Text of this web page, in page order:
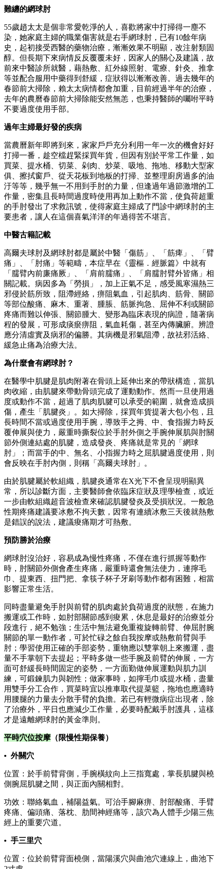
難纏的網球肘
55歲趙太太是個非常愛乾淨的人，喜歡將家中打掃得一塵不
染，她家庭主婦的職業傷害就是右手網球肘，已有10餘年病
史，起初接受西醫的藥物治療，漸漸效果不明顯，改注射類固
醇。但長期下來病情反反覆覆未好，因家人的關心及建議，故
前來中醫診所就醫，藉熱敷、紅外線照射、電療、針灸、推拿
等並配合服用中藥得到舒緩，症狀得以漸漸改善。過去幾年的
春節前大掃除，賴太太病情都會加重，目前經過半年的治療，
去年的農曆春節前大掃除能安然無恙，也秉持醫師的囑咐平時
不要過度使用手部。
過年主婦最好發的疾病
當農曆新年即將到來，家家戶戶充分利用一年一次的機會好好
打掃一番，趁空檔趕緊採買年貨，但因有別於平常工作量，如
買菜、提水桶、切菜、剁肉、炒菜、吸地、拖地、移動大型家
俱、擦拭窗戶、從天花板到地板的打掃、並整理廚房過多的油
汙等等，幾乎無一不用到手肘的力量，但逢過年過節激增的工
作量，密集且長時間過度時使用再加上動作不當，使負荷超重
的手肘發出了求救訊號，使得家庭主婦成了門診中網球肘的主
要患者，讓人在這個喜氣洋洋的年過得苦不堪言。
中醫古籍記載
高爾夫球肘及網球肘都是屬於中醫「傷筋」、「筋痺」、「臂
痛」、「肘痛」等範疇，本症早在《靈樞．經脈篇》中就有
「臑臂內前廉痛厥」、「肩前臑痛」、「肩臑肘臂外皆痛」相
關記載。病因多為「勞損」，加上正氣不足，感受風寒濕熱三
邪侵於筋所致，阻滯經絡，痹阻氣血，引起肌肉、筋骨、關節
等部位酸痛、麻木、重著、腫脹、筋脈拘急、屈伸不利或關節
疼痛而難以伸張、關節腫大、變形為臨床表現的病證，隨著病
程的發展，可形成痰瘀痹阻，氣血耗傷，甚至內傳臟腑。辨證
應分清虛實及病邪的偏勝。其病機是邪氣阻滯，故祛邪活絡、
緩急止痛為治療大法。
為什麼會有網球肘？
在醫學中肌腱是肌肉附著在骨頭上延伸出來的帶狀構造，當肌
肉收縮，由肌腱來帶動骨頭完成了運動動作。然而一旦使用過
度或動作不當，超過了肌肉肌腱可以承受的範圍，就會造成損
傷，產生「肌腱炎」。如大掃除，採買年貨提著大包小包，且
長時間不當或過度使用手腕，導致手之拇、中、食指握力時反
覆伸展與使力，嚴重時撕裂位於手肘外側之手腕伸展肌與肘關
節外側連結處的肌腱，造成發炎、疼痛就是常見的「網球
肘」；而當手的中、無名、小指握力時之屈肌腱過度使用，則
會反映在手肘內側，則稱「高爾夫球肘」。
由於肌腱屬於軟組織，肌腱炎通常在X光下不會呈現明顯異
常，所以診斷方面，主要醫師會依臨床症狀及理學檢查，或近
一步由軟組織超音波檢查來確認肌腱發炎及受損狀況。一般急
性期疼痛建議要冰敷不拘天數，因常有連續冰敷三天後就熱敷
是錯誤的說法，建議痠痛期才可熱敷。
預防勝於治療
網球肘沒治好，容易成為慢性疼痛，不僅在進行抓握等動作
時，肘關節外側會產生疼痛，嚴重時還會無法使力，連擰毛
巾、提東西、扭門把、拿筷子杯子牙刷等動作都有困難，相當
影響正常生活。
同時盡量避免手肘與前臂的肌肉處於負荷過度的狀態，在施力
搬運或工作時，如肘部關節感到痠累，休息是最好的治療並分
段進行，絕不勉強；生活中無法避免重複旋轉前臂、伸屈肘腕
關節的單一動作者，可於忙碌之餘自我按摩或熱敷前臂與手
肘；學習使用正確的手部姿勢，重物應以雙掌朝上來搬運，盡
量不手掌朝下去提起；平時多做一些手腕及前臂的伸展，一方
面可舒緩長時間固定的姿勢，一方面勤做伸展運動與肌力訓
練，可鍛鍊肌力與韌性；做家事時，如擰毛巾或提水桶，盡量
用雙手分工合作，買菜時宜以推車取代提菜籃，拖地也應適時
用腰腿的力量去分散手臂的負擔。若已有輕微病症出現者，除
了治療外，平日也應減少工作量，必要時配戴手肘護具，這樣
才是遠離網球肘的黃金準則。
平時穴位按摩 （限慢性期保養）
• 外關穴
位置：於手前臂背側，手腕橫紋向上三指寬處，掌長肌腱與橈
側腕屈肌腱之間，與正面內關相對。
功效：聯絡氣血，補陽益氣。可治手腳麻痹、肘部酸痛、手臂
疼痛、偏頭痛、落枕、肋間神經痛等，該穴為人體手少陽三焦
經上的重要穴道。
• 手三里穴
位置：位於前臂背面橈側，當陽溪穴與曲池穴連線上，曲池下